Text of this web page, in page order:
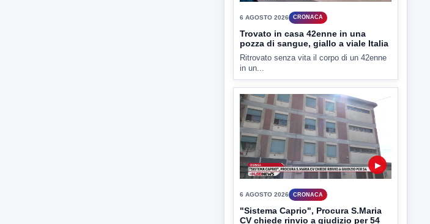
6 AGOSTO 2026 CRONACA
Trovato in casa 42enne in una
pozza di sangue, giallo a viale Italia
Ritrovato senza vita il corpo di un 42enne
in un...